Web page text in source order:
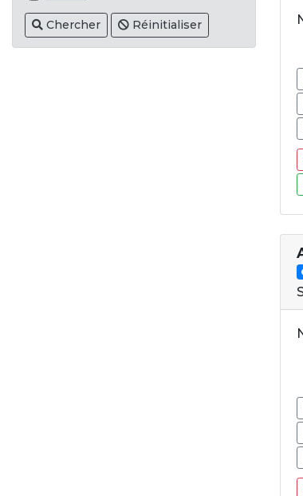
Chercher Réinitialiser